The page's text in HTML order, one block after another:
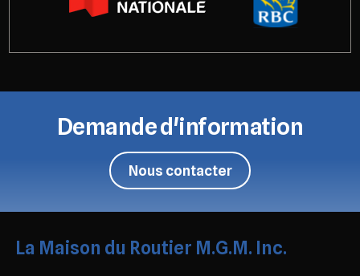
Demande d'information
Nous contacter
La Maison du Routier M.G.M. Inc.